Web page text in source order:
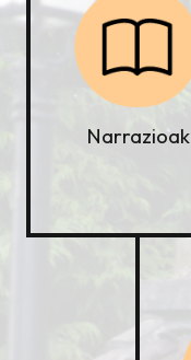
Narrazioak